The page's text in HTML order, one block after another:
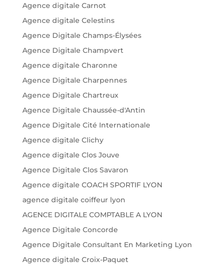
Agence digitale Carnot
Agence digitale Celestins
Agence Digitale Champs-Élysées
Agence Digitale Champvert
Agence digitale Charonne
Agence Digitale Charpennes
Agence Digitale Chartreux
Agence Digitale Chaussée-d'Antin
Agence Digitale Cité Internationale
Agence digitale Clichy
Agence digitale Clos Jouve
Agence Digitale Clos Savaron
Agence digitale COACH SPORTIF LYON
agence digitale coiffeur lyon
AGENCE DIGITALE COMPTABLE A LYON
Agence Digitale Concorde
Agence Digitale Consultant En Marketing Lyon
Agence digitale Croix-Paquet